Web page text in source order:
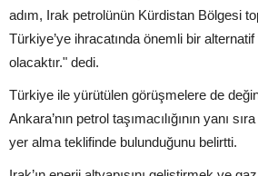
adım, Irak petrolünün Kürdistan Bölgesi
Türkiye’ye ihracatında önemli bir
olacaktır." dedi.
Türkiye ile yürütülen görüşmelere de
Ankara’nın petrol taşımacılığının yanı
yer alma teklifinde bulunduğunu belirtti.